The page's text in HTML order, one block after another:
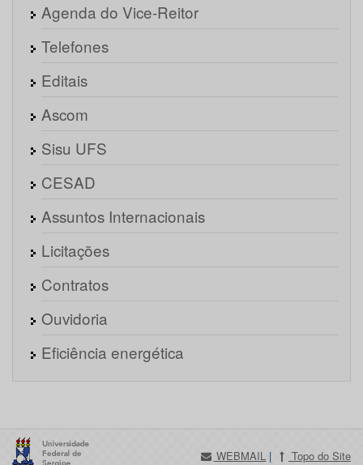
Agenda do Vice-Reitor
Telefones
Editais
Ascom
Sisu UFS
CESAD
Assuntos Internacionais
Licitações
Contratos
Ouvidoria
Eficiência energética
WEBMAIL | Topo do Site